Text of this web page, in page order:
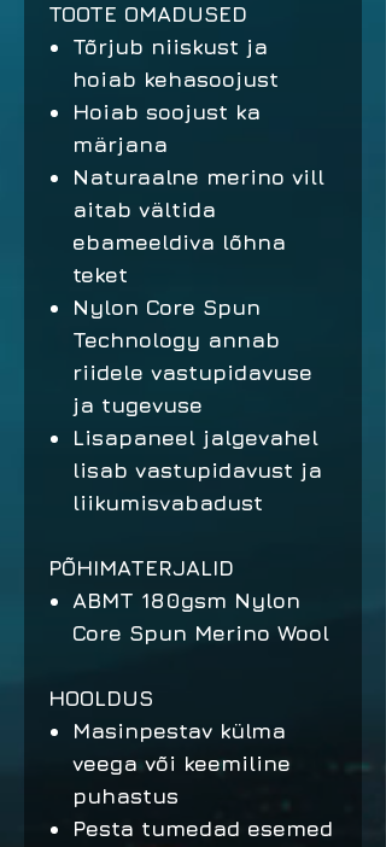
TOOTE OMADUSED
Tõrjub niiskust ja
hoiab kehasoojust
Hoiab soojust ka
märjana
Naturaalne merino vill
aitab vältida
ebameeldiva lõhna
teket
Nylon Core Spun
Technology annab
riidele vastupidavuse
ja tugevuse
Lisapaneel jalgevahel
lisab vastupidavust ja
liikumisvabadust
PÕHIMATERJALID
ABMT 180gsm Nylon
Core Spun Merino Wool
HOOLDUS
Masinpestav külma
veega või keemiline
puhastus
Pesta tumedad esemed